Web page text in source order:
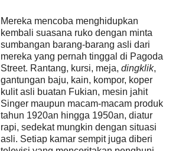
Mereka mencoba menghidupkan
kembali suasana ruko dengan minta
sumbangan barang-barang asli dari
mereka yang pernah tinggal di Pagoda
Street. Rantang, kursi, meja, dingklik,
gantungan baju, kain, kompor, koper
kulit asli buatan Fukian, mesin jahit
Singer maupun macam-macam produk
tahun 1920an hingga 1950an, diatur
rapi, sedekat mungkin dengan situasi
asli. Setiap kamar sempit juga diberi